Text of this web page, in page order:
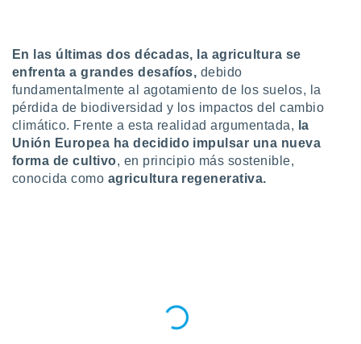
más
nuestra
y
de
En las últimas dos décadas, la agricultura se
enfrenta a grandes desafíos, debido
fundamentalmente al agotamiento de los suelos, la
pérdida de biodiversidad y los impactos del cambio
climático. Frente a esta realidad argumentada, la
Unión Europea ha decidido impulsar una nueva
forma de cultivo, en principio más sostenible,
conocida como agricultura regenerativa.